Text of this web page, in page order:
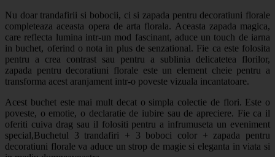
Nu doar trandafirii si bobocii, ci si zapada pentru decoratiuni florale
completeaza aceasta opera de arta florala. Aceasta zapada magica,
care reflecta lumina intr-un mod fascinant, aduce un touch de iarna
in buchet, oferind o nota in plus de senzational. Fie ca este folosita
pentru a crea contrast sau pentru a sublinia delicatetea florilor,
zapada pentru decoratiuni florale este un element cheie pentru a
transforma acest aranjament intr-o poveste vizuala incantatoare.
Acest buchet este mai mult decat o simpla colectie de flori. Este o
poveste, o emotie, o declaratie de iubire sau de apreciere. Fie ca il
oferiti cuiva drag sau il folositi pentru a infrumuseta un eveniment
special,Buchetul 3 trandafiri + 3 boboci color + zapada pentru
decoratiuni florale va aduce un strop de magie si eleganta in viata si